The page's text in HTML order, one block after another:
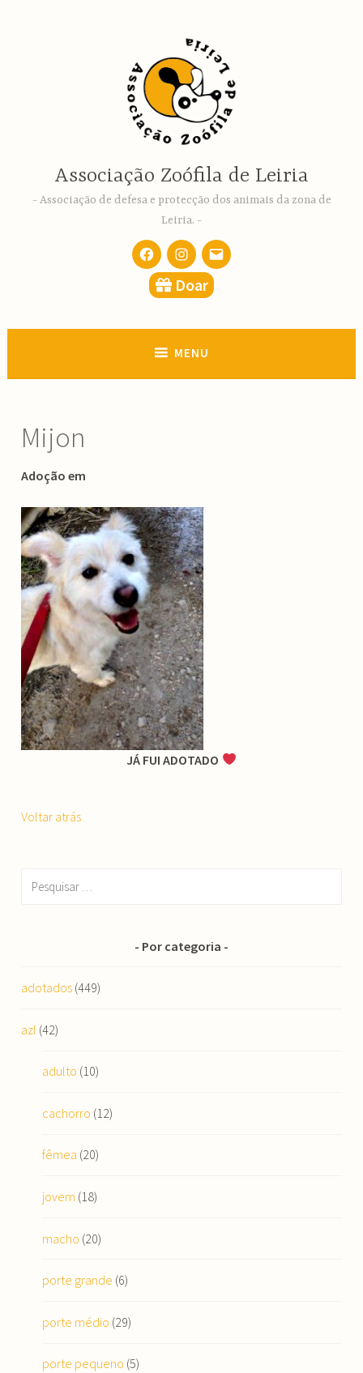
Associação Zoófila de Leiria
Associação de defesa e protecção dos animais da zona de
Leiria.
FacebookInstagram
email
Doar
MENU
Mijon
Adoção em
JÁ FUI ADOTADO
Voltar atrás
Por categoria
adotados (449)
azl (42)
adulto (10)
cachorro (12)
fêmea (20)
jovem (18)
macho (20)
porte grande (6)
porte médio (29)
porte pequeno (5)